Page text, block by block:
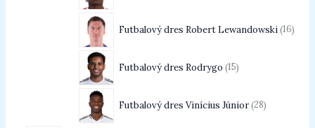
Futbalový dres Robert Lewandowski 16
Futbalový dres Rodrygo 15
Futbalový dres Vinícius Júnior 28